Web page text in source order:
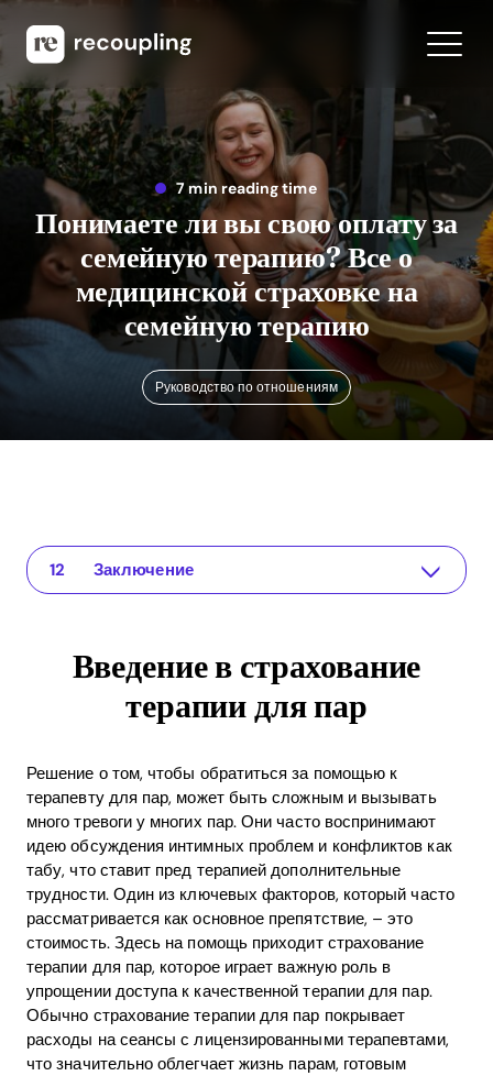
7 min reading time
Понимаете ли вы свою оплату за
семейную терапию? Все о
медицинской страховке на
семейную терапию
Руководство по отношениям
Введение в страхование терапии для пар
The app for your relationship
Что покрывает страхование терапии для пар?
Советы по использованию страховки на терапию для пар
Роль Recoupling в поддержании отношений
Инновационные функции приложения Recoupling
Преимущества ROI от инвестирования в терапию для пар
Часто задаваемые вопросы (FAQ)
Какое покрытие предлагает страховка для терапевтического лечения для пар?
Как выбрать подходящего терапевта?
Могу ли я использовать приложение Recoupling без страховки?
Заключение
Введение в страхование
терапии для пар
Решение о том, чтобы обратиться за помощью к
терапевту для пар, может быть сложным и вызывать
много тревоги у многих пар. Они часто воспринимают
идею обсуждения интимных проблем и конфликтов как
табу, что ставит пред терапией дополнительные
трудности. Один из ключевых факторов, который часто
рассматривается как основное препятствие, – это
стоимость. Здесь на помощь приходит страхование
терапии для пар, которое играет важную роль в
упрощении доступа к качественной терапии для пар.
Обычно страхование терапии для пар покрывает
расходы на сеансы с лицензированными терапевтами,
что значительно облегчает жизнь парам, готовым